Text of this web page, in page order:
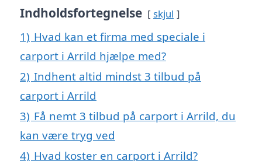
Indholdsfortegnelse skjul
1) Hvad kan et firma med speciale i
carport i Arrild hjælpe med?
2) Indhent altid mindst 3 tilbud på
carport i Arrild
3) Få nemt 3 tilbud på carport i Arrild, du
kan være tryg ved
4) Hvad koster en carport i Arrild?